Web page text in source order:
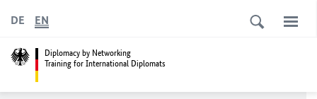
Diplomacy by Networking
Training for International Diplomats
DE EN